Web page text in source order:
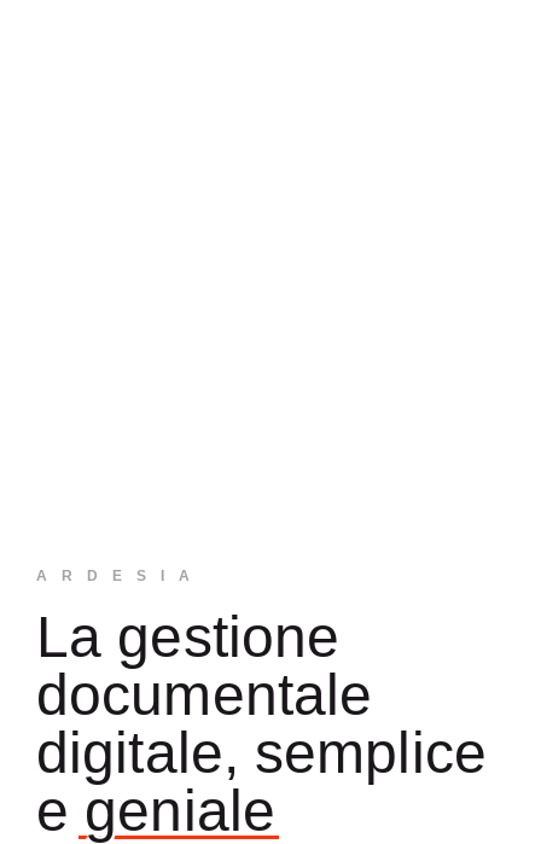
ARDESIA
La gestione
documentale
digitale, semplice
e geniale